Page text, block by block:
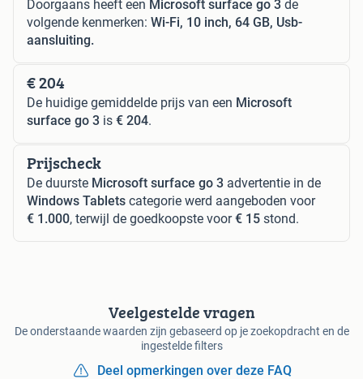
Doorgaans heeft een Microsoft surface go 3 de
volgende kenmerken: Wi-Fi, 10 inch, 64 GB, Usb-
aansluiting.
€ 204
De huidige gemiddelde prijs van een Microsoft
surface go 3 is € 204.
Prijscheck
De duurste Microsoft surface go 3 advertentie in de
Windows Tablets categorie werd aangeboden voor
€ 1.000, terwijl de goedkoopste voor€ 15 stond.
Veelgestelde vragen
De onderstaande waarden zijn gebaseerd op je zoekopdracht en de
ingestelde filters
Deel opmerkingen over deze FAQ